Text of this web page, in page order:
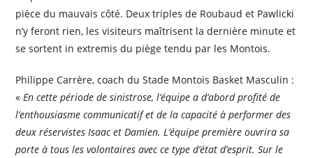
pièce du mauvais côté. Deux triples de Roubaud et Pawlicki
n’y feront rien, les visiteurs maîtrisent la dernière minute et
se sortent in extremis du piège tendu par les Montois.
Philippe Carrère, coach du Stade Montois Basket Masculin :
«En cette période de sinistrose, l’équipe a d’abord profité de
l’enthousiasme communicatif et de la capacité à performer des
deux réservistes Isaac et Damien. L’équipe première ouvrira sa
porte à tous les volontaires avec ce type d’état d’esprit. Sur le